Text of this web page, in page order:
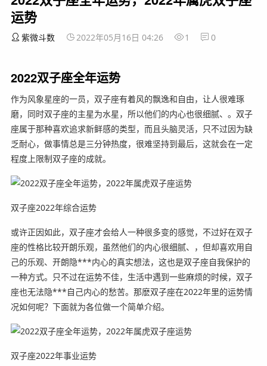
运势
紫微斗数 2022年05月16日 04:26 1 0
2022双子座全年运势
作为风象星座的一员，双子座有着风的飘逸和自由，让人很难琢
磨，同时双子座的主星为水星，所以他们的内心也很细腻、。双子
座属于那种喜欢追求新鲜感的类型，而且头脑灵活，只不过因为缺
乏耐心，做事情总是三分钟热度，很难坚持到最后，这就会在一定
程度上限制双子座的成就。
双子座2022年综合运势
或许正因如此，双子座才会给人一种很多变的感觉，不过好在双子
座的性格比较开朗乐观，虽然他们的内心很细腻、，但却喜欢用自
己的乐观、开朗隐***内心的真实想法，这也是双子座自我保护的
一种方式。只不过在运势不佳，生活中遇到一些麻烦的时候，双子
座也无法隐***自己内心的愁苦。那麽双子座在2022年里的运势情
况如何呢？下面就为各位做一个简单介绍。
双子座2022年事业运势